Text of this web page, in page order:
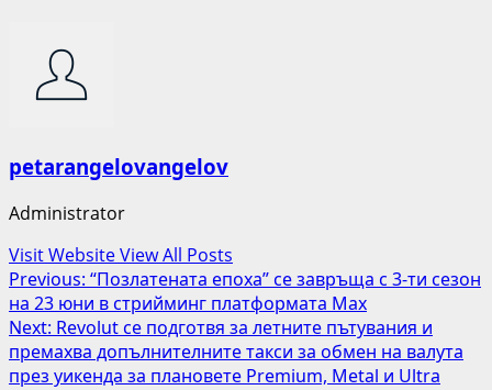
petarangelovangelov
Administrator
Visit WebsiteView All Posts
Post
navigation
Previous: “Позлатената епоха” се завръща с 3-ти сезон
на 23 юни в стрийминг платформата Max
Next: Revolut се подготвя за летните пътувания и
премахва допълнителните такси за обмен на валута
през уикенда за плановете Premium, Metal и Ultra